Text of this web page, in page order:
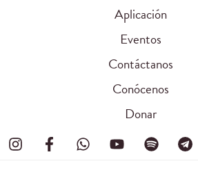
Aplicación
Eventos
Contáctanos
Conócenos
Donar